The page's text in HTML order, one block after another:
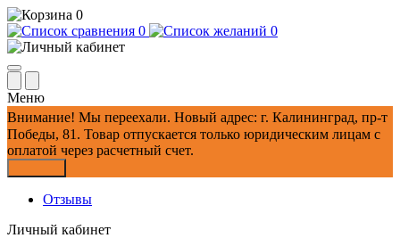
0
0
0
Меню
Внимание! Мы переехали. Новый адрес: г. Калининград, пр-т
Победы, 81. Товар отпускается только юридическим лицам с
оплатой через расчетный счет.
Отзывы
Личный кабинет